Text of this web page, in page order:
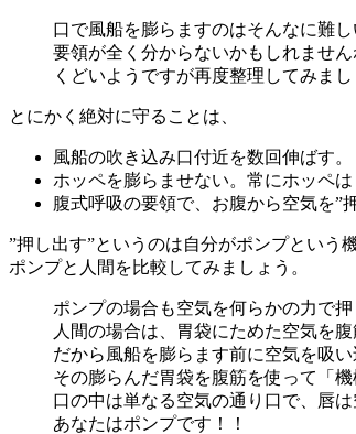
口で風船を膨らますのはそんなに難
要領が全く分からないかもしれません
くどいようですが再度整理してみまし
とにかく絶対に守ることは、
風船の吹き込み口付近を数回伸ばす。
ホッペを膨らませない。常にホッペ
腹式呼吸の要領で、お腹から空気を”
”押し出す”というのは自分がポンプという
ポンプと人間を比較してみましょう。
ポンプの場合も空気を何らかの力で押
人間の場合は、胃袋にためた空気を
だから風船を膨らます前に空気を吸
その膨らんだ胃袋を腹筋を使って「
口の中は単なる空気の通り口で、唇
あなたはポンプです！！